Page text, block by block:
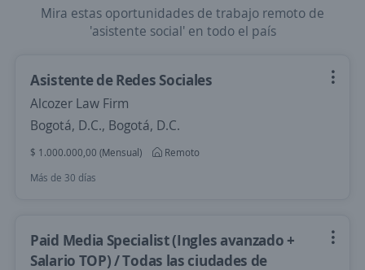
Mira estas oportunidades de trabajo remoto de
'asistente social' en todo el país
Asistente de Redes Sociales
Alcozer Law Firm
Bogotá, D.C., Bogotá, D.C.
$ 1.000.000,00 (Mensual)
Remoto
Más de 30 días
Paid Media Specialist (Ingles avanzado +
Salario TOP) / Todas las ciudades de